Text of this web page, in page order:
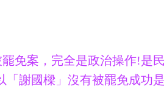
免案，完全是政治操作!是
「謝國樑」沒有被罷免成功